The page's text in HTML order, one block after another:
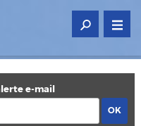
e-mail